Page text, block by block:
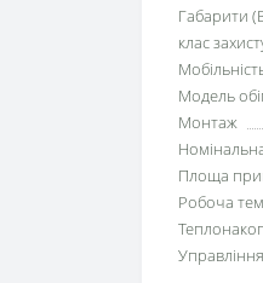
Габарити
клас
Модель
Монтаж
Площа
Робоча
Управління